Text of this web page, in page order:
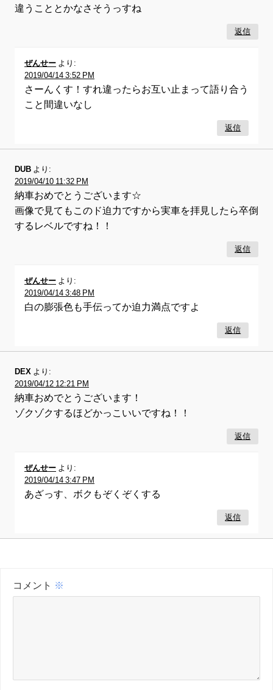
違うこととかなさそうっすね
返信
ぜんせー より:
2019/04/14 3:52 PM
さーんくす！すれ違ったらお互い止まって語り合う
こと間違いなし
返信
DUB より:
2019/04/10 11:32 PM
納車おめでとうございます☆
画像で見てもこのド迫力ですから実車を拝見したら卒倒
するレベルですね！！
返信
ぜんせー より:
2019/04/14 3:48 PM
白の膨張色も手伝ってか迫力満点ですよ
返信
DEX より:
2019/04/12 12:21 PM
納車おめでとうございます！
ゾクゾクするほどかっこいいですね！！
返信
ぜんせー より:
2019/04/14 3:47 PM
あざっす、ボクもぞくぞくする
返信
コメント ※